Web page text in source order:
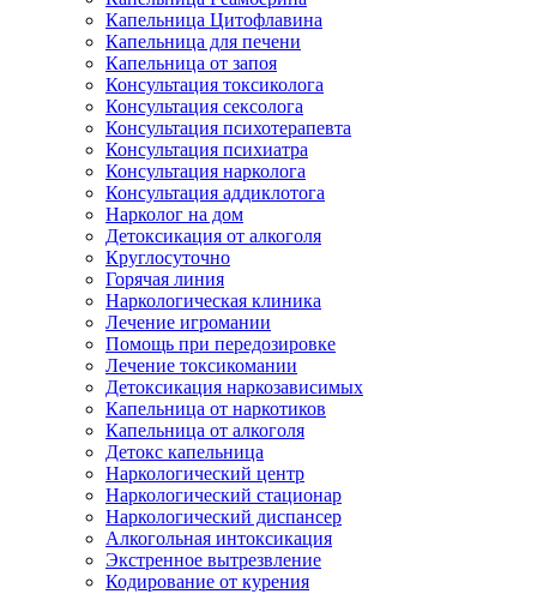
Капельница Цитофлавина
Капельница для печени
Капельница от запоя
Консультация токсиколога
Консультация сексолога
Консультация психотерапевта
Консультация психиатра
Консультация нарколога
Консультация аддиклотога
Нарколог на дом
Детоксикация от алкоголя
Круглосуточно
Горячая линия
Наркологическая клиника
Лечение игромании
Помощь при передозировке
Лечение токсикомании
Детоксикация наркозависимых
Капельница от наркотиков
Капельница от алкоголя
Детокс капельница
Наркологический центр
Наркологический стационар
Наркологический диспансер
Алкогольная интоксикация
Экстренное вытрезвление
Кодирование от курения